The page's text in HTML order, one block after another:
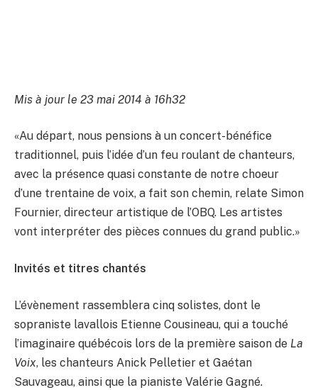
Mis à jour le 23 mai 2014 à 16h32
«Au départ, nous pensions à un concert-bénéfice
traditionnel, puis l’idée d’un feu roulant de chanteurs,
avec la présence quasi constante de notre choeur
d’une trentaine de voix, a fait son chemin, relate Simon
Fournier, directeur artistique de l’OBQ. Les artistes
vont interpréter des pièces connues du grand public.»
Invités et titres chantés
L’évènement rassemblera cinq solistes, dont le
sopraniste lavallois Etienne Cousineau, qui a touché
l’imaginaire québécois lors de la première saison de La
Voix, les chanteurs Anick Pelletier et Gaétan
Sauvageau, ainsi que la pianiste Valérie Gagné.